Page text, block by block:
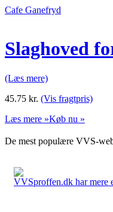
Cafe Ganefryd
Slaghoved
(Læs mere)
45.75 kr. (Vis fragtpris)
Læs mere »Køb nu »
De mest populære VVS-
VVSproffen.dk har mere